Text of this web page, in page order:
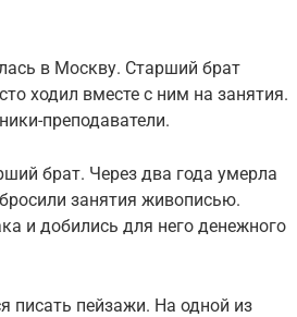
в Москву. Старший брат
ходил вместе с ним на занятия.
преподаватели.
брат. Через два года умерла
занятия живописью.
и добились для него денежного
писать пейзажи. На одной из